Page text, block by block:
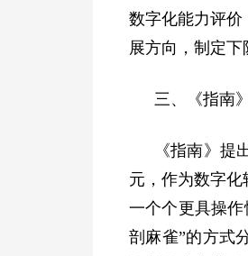
数字化能力评
展方向，制定
三、《指南
《指南》
元，作为数字
一个个更具操
剖麻雀”的方式